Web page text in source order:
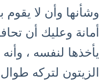
وشأنها وأن لا يقوم
أمانة وعليك أن
يأخذها لنفسه ،
الزيتون لتركه